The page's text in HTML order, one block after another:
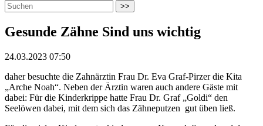
>>
Gesunde Zähne Sind uns wichtig
24.03.2023 07:50
daher besuchte die Zahnärztin Frau Dr. Eva Graf-Pirzer die Kita
„Arche Noah“. Neben der Ärztin waren auch andere Gäste mit
dabei: Für die Kinderkrippe hatte Frau Dr. Graf „Goldi“ den
Seelöwen dabei, mit dem sich das Zähneputzen gut üben ließ.